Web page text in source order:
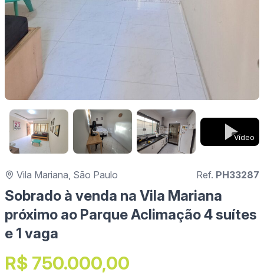
Vídeo
Vila Mariana, São Paulo Ref. PH33287
Sobrado à venda na Vila Mariana
próximo ao Parque Aclimação 4 suítes
e 1 vaga
R$ 750.000,00